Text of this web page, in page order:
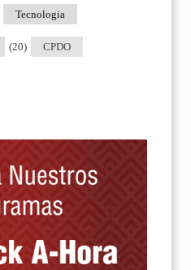
Tecnologia
CPDO
(20)